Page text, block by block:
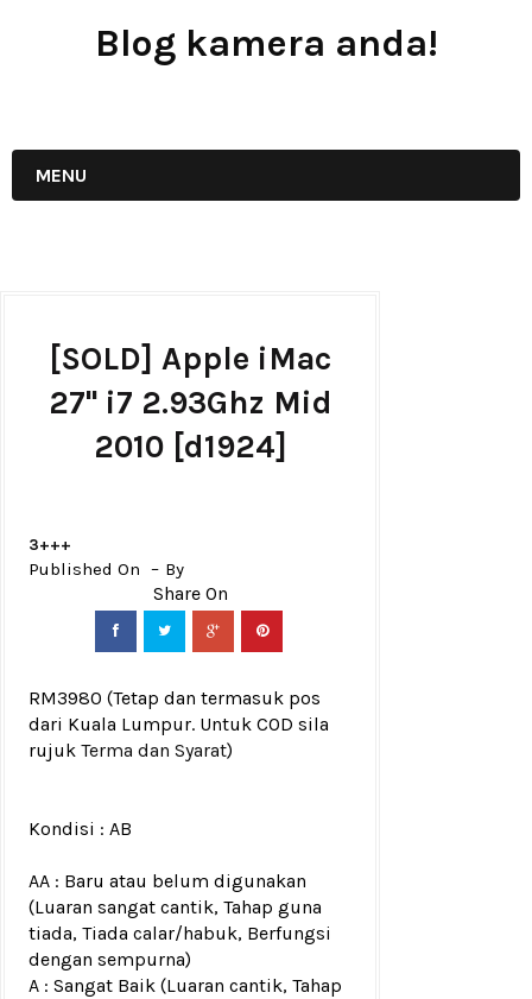
Blog kamera anda!
MENU
[SOLD] Apple iMac
27'' i7 2.93Ghz Mid
2010 [d1924]
3+++
Published On By
RM3980 (Tetap dan termasuk pos
dari Kuala Lumpur. Untuk COD sila
rujuk Terma dan Syarat)
Kondisi : AB
AA : Baru atau belum digunakan
(Luaran sangat cantik, Tahap guna
tiada, Tiada calar/habuk, Berfungsi
dengan sempurna)
A : Sangat Baik (Luaran cantik, Tahap